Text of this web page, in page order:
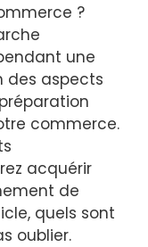
?
une
des aspects
commerce.
acquérir
de
quels sont
oublier.